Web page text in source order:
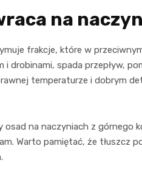
na
frakcje, które w
i drobinami, spada przepływ,
temperaturze i dobrym
na naczyniach z górnego
Warto pamiętać, że tłuszcz